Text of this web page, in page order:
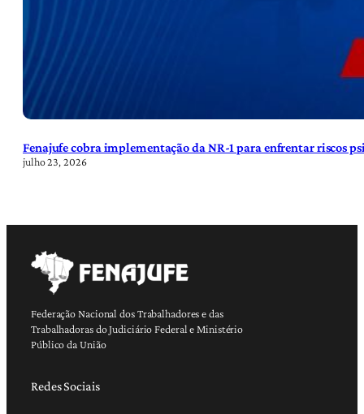
Fenajufe cobra implementação da NR-1 para enfrentar riscos
julho 23, 2026
Federação Nacional dos Trabalhadores e das
Trabalhadoras do Judiciário Federal e Ministério
Público da União
Redes Sociais